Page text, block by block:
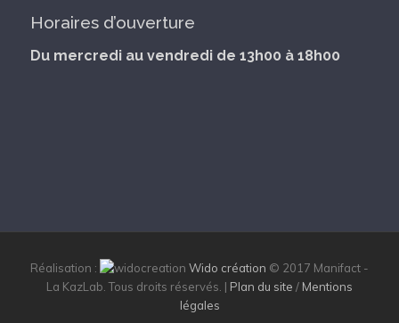
Horaires d’ouverture
Du mercredi au vendredi de 13h00 à 18h00
Réalisation : Wido création © 2017 Manifact -
La KazLab. Tous droits réservés. | Plan du site / Mentions
légales